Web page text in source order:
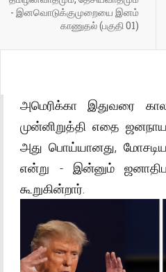
- இனவொடுக்குமுறையை இனம்
காணுதல் (பகுதி 01)
அமெரிக்கா இதுவரை
முன்னிறுத்தி எதை
அது பொய்யானது,
என்று - இன்னும்
கூறுகின்றார்.